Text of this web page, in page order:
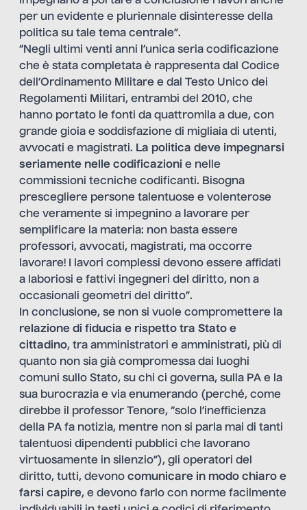
per un evidente e pluriennale disinteresse della
politica su tale tema centrale”.
“Negli ultimi venti anni l’unica seria codificazione
che è stata completata è rappresenta dal Codice
dell’Ordinamento Militare e dal Testo Unico dei
Regolamenti Militari, entrambi del 2010, che
hanno portato le fonti da quattromila a due, con
grande gioia e soddisfazione di migliaia di utenti,
avvocati e magistrati. La politica deve impegnarsi
seriamente nelle codificazioni e nelle
commissioni tecniche codificanti. Bisogna
prescegliere persone talentuose e volenterose
che veramente si impegnino a lavorare per
semplificare la materia: non basta essere
professori, avvocati, magistrati, ma occorre
lavorare! I lavori complessi devono essere affidati
a laboriosi e fattivi ingegneri del diritto, non a
occasionali geometri del diritto”.
In conclusione, se non si vuole compromettere la
relazione di fiducia e rispetto tra Stato e
cittadino, tra amministratori e amministrati, più di
quanto non sia già compromessa dai luoghi
comuni sullo Stato, su chi ci governa, sulla PA e la
sua burocrazia e via enumerando (perché, come
direbbe il professor Tenore, “solo l’inefficienza
della PA fa notizia, mentre non si parla mai di tanti
talentuosi dipendenti pubblici che lavorano
virtuosamente in silenzio”), gli operatori del
diritto, tutti, devono comunicare in modo chiaro e
farsi capire, e devono farlo con norme facilmente